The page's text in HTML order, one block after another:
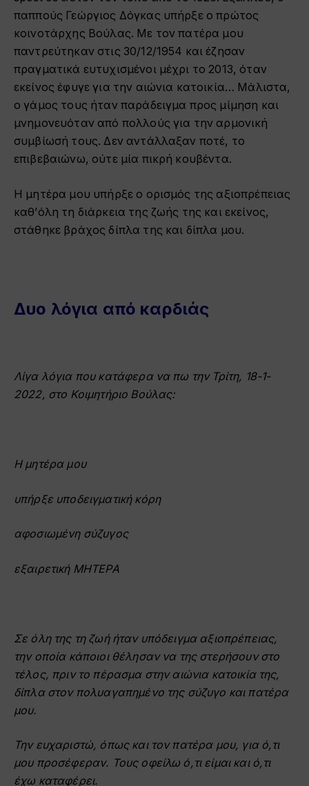
παππούς Γεώργιος Δόγκας υπήρξε ο πρώτος
κοινοτάρχης Βούλας. Με τον πατέρα μου
παντρεύτηκαν στις 30/12/1954 και έζησαν
πραγματικά ευτυχισμένοι μέχρι το 2013, όταν
εκείνος έφυγε για την αιώνια κατοικία… Μάλιστα,
ο γάμος τους ήταν παράδειγμα προς μίμηση και
μνημονευόταν από πολλούς για την αρμονική
συμβίωσή τους. Δεν αντάλλαξαν ποτέ, το
επιβεβαιώνω, ούτε μία πικρή κουβέντα.
Η μητέρα μου υπήρξε ο ορισμός της αξιοπρέπειας
καθ’όλη τη διάρκεια της ζωής της και εκείνος,
στάθηκε βράχος δίπλα της και δίπλα μου.
Δυο λόγια από καρδιάς
Λίγα λόγια που κατάφερα να πω την Τρίτη, 18-1-
2022, στο Κοιμητήριο Βούλας:
Η μητέρα μου
υπήρξε υποδειγματική κόρη
αφοσιωμένη σύζυγος
εξαιρετική ΜΗΤΕΡΑ
Σε όλη της τη ζωή ήταν υπόδειγμα αξιοπρέπειας,
την οποία κάποιοι θέλησαν να της στερήσουν στο
τέλος, πριν το πέρασμα στην αιώνια κατοικία της,
δίπλα στον πολυαγαπημένο της σύζυγο και πατέρα
μου.
Την ευχαριστώ, όπως και τον πατέρα μου, για ό,τι
μου προσέφεραν. Τους οφείλω ό,τι είμαι και ό,τι
έχω καταφέρει.